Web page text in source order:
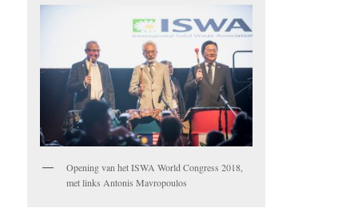
Opening van het ISWA World Congress 2018,
met links Antonis Mavropoulos